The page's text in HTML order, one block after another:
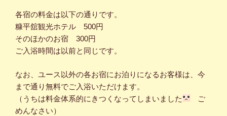
各宿の料金は以下の通りです。
糠平舘観光ホテル 500円
そのほかのお宿 300円
ご入浴時間は以前と同じです。
なお、ユース以外の各お宿にお泊りになるお客様は、今
まで通り無料でご入浴いただけます。
（うちは料金体系的にきつくなってしまいました
ご
めんなさい）